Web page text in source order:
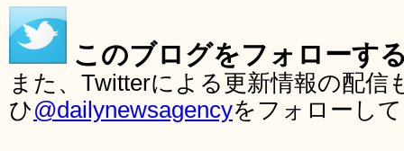
このブログをフォローす
また、Twitterによる更新情報の配
ひ@dailynewsagencyをフォローし